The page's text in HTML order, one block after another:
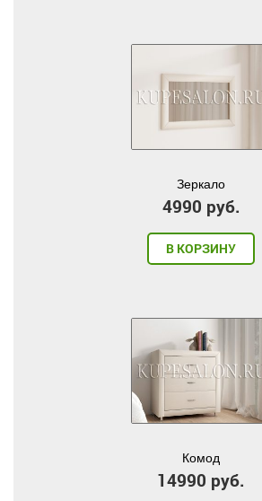
Зеркало
4990 руб.
В КОРЗИНУ
Комод
14990 руб.